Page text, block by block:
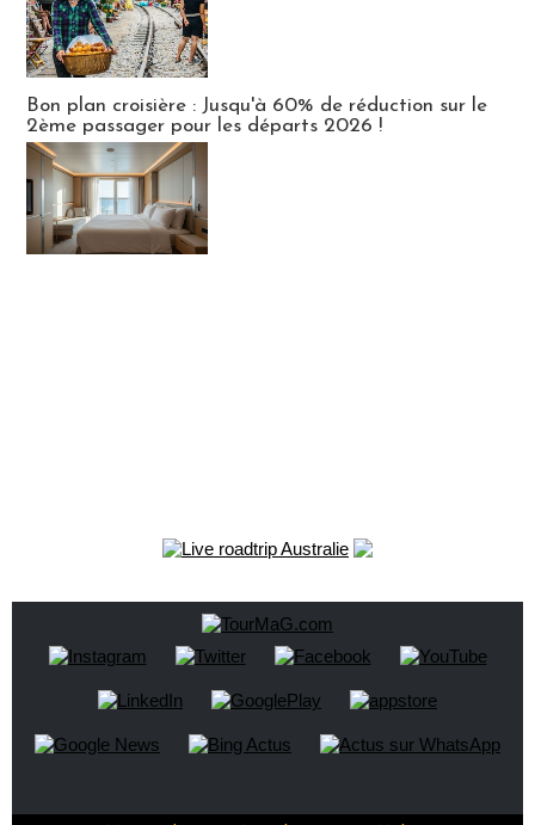
Bon plan croisière : Jusqu'à 60% de réduction sur le
2ème passager pour les départs 2026 !